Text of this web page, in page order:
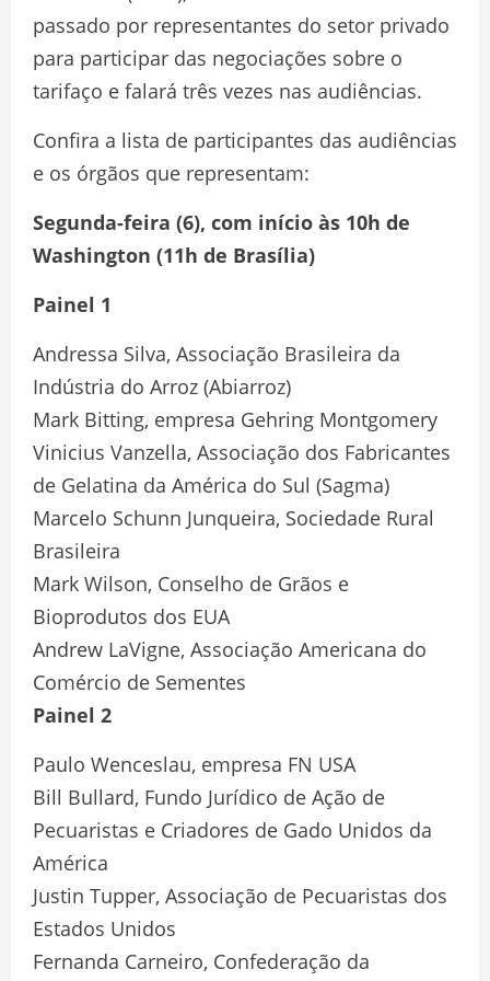
passado por representantes do setor privado
para participar das negociações sobre o
tarifaço e falará três vezes nas audiências.
Confira a lista de participantes das audiências
e os órgãos que representam:
Segunda-feira (6), com início às 10h de
Washington (11h de Brasília)
Painel 1
Andressa Silva, Associação Brasileira da
Indústria do Arroz (Abiarroz)
Mark Bitting, empresa Gehring Montgomery
Vinicius Vanzella, Associação dos Fabricantes
de Gelatina da América do Sul (Sagma)
Marcelo Schunn Junqueira, Sociedade Rural
Brasileira
Mark Wilson, Conselho de Grãos e
Bioprodutos dos EUA
Andrew LaVigne, Associação Americana do
Comércio de Sementes
Painel 2
Paulo Wenceslau, empresa FN USA
Bill Bullard, Fundo Jurídico de Ação de
Pecuaristas e Criadores de Gado Unidos da
América
Justin Tupper, Associação de Pecuaristas dos
Estados Unidos
Fernanda Carneiro, Confederação da